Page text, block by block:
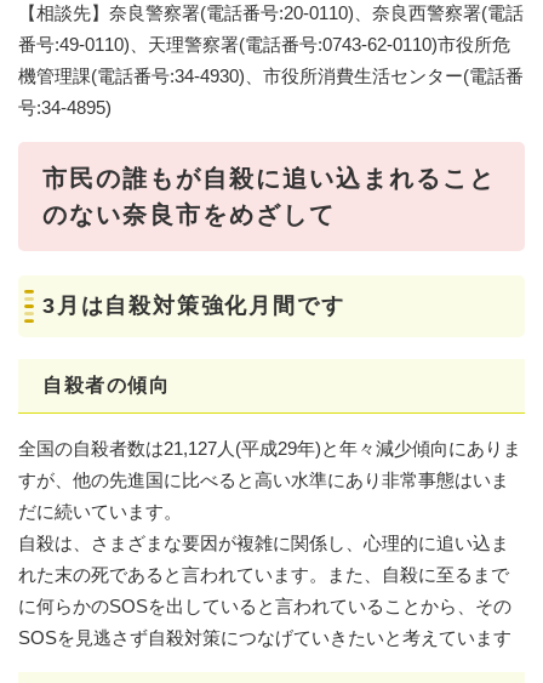
【相談先】奈良警察署(電話番号:20-0110)、奈良西警察署(電話
番号:49-0110)、天理警察署(電話番号:0743-62-0110)市役所危
機管理課(電話番号:34-4930)、市役所消費生活センター(電話番
号:34-4895)
市民の誰もが自殺に追い込まれること
のない奈良市をめざして
3月は自殺対策強化月間です
自殺者の傾向
全国の自殺者数は21,127人(平成29年)と年々減少傾向にありま
すが、他の先進国に比べると高い水準にあり非常事態はいま
だに続いています。
自殺は、さまざまな要因が複雑に関係し、心理的に追い込ま
れた末の死であると言われています。また、自殺に至るまで
に何らかのSOSを出していると言われていることから、その
SOSを見逃さず自殺対策につなげていきたいと考えています